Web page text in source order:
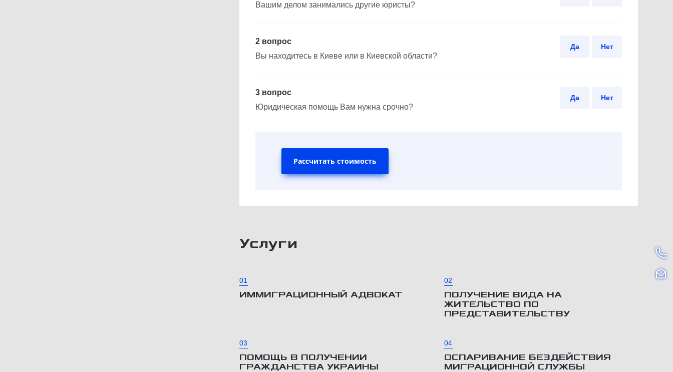
Вашим делом занимались другие юристы?
2 вопрос
Вы находитесь в Киеве или в Киевской области?
Да Нет
3 вопрос
Юридическая помощь Вам нужна срочно?
Да Нет
Рассчитать стоимость
Услуги
01
ИММИГРАЦИОННЫЙ АДВОКАТ
02
ПОЛУЧЕНИЕ ВИДА НА
ЖИТЕЛЬСТВО ПО
ПРЕДСТАВИТЕЛЬСТВУ
03
ПОМОЩЬ В ПОЛУЧЕНИИ
ГРАЖДАНСТВА УКРАИНЫ
04
ОСПАРИВАНИЕ БЕЗДЕЙСТВИЯ
МИГРАЦИОННОЙ СЛУЖБЫ